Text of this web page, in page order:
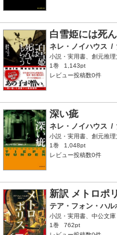
白雪姫には死
ネレ・ノイハウス /
小説・実用書、創元推理
1巻
1,143pt
レビュー投稿数0件
深い疵
ネレ・ノイハウス /
小説・実用書、創元推理
1巻
1,048pt
レビュー投稿数0件
新訳 メトロポ
テア・フォン・ハル
小説・実用書、中公文庫
1巻
762pt